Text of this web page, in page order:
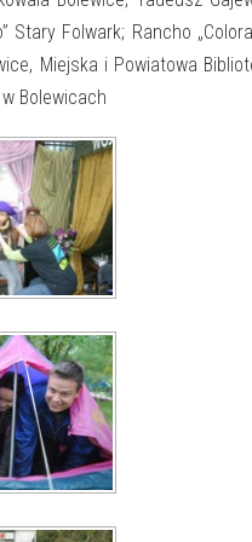
Stary Folwark; Rancho
Miejska i Powiatowa
Bolewicach